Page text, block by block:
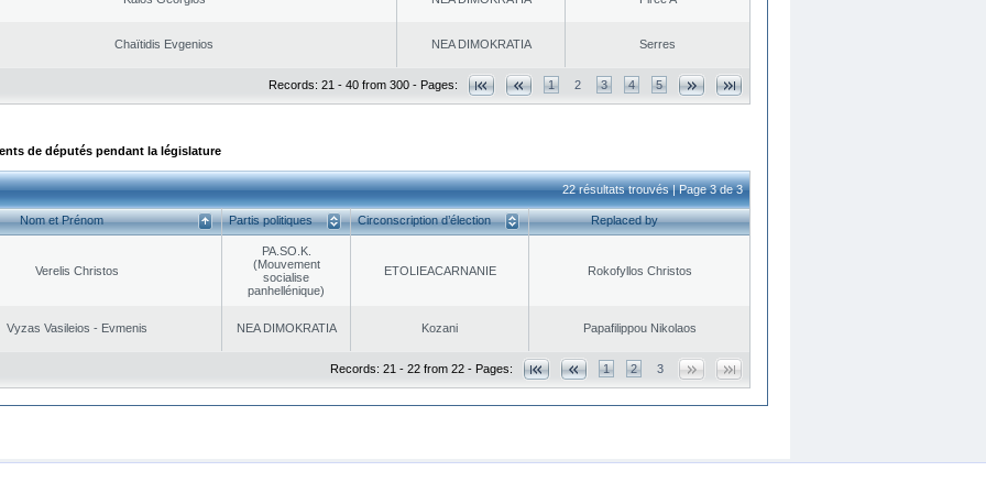
Chaïtidis Evgenios NEA DΙMOKRATIA Serres
Records: 21 - 40 from 300 - Pages: 1 2 3 4 5
de députés pendant la législature
22 résultats trouvés | Page 3 de 3
Nom et Prénom Partis politiques Circonscription d’élection Replaced by
Verelis Christos
PA.SO.K.
(Mouvement
socialise
panhellénique)
EΤOLIEACARNANIE Rokofyllos Christos
Vyzas Vasileios - Evmenis NEA DΙMOKRATIA Kozani Papafilippou Nikolaos
Records: 21 - 22 from 22 - Pages: 1 2 3